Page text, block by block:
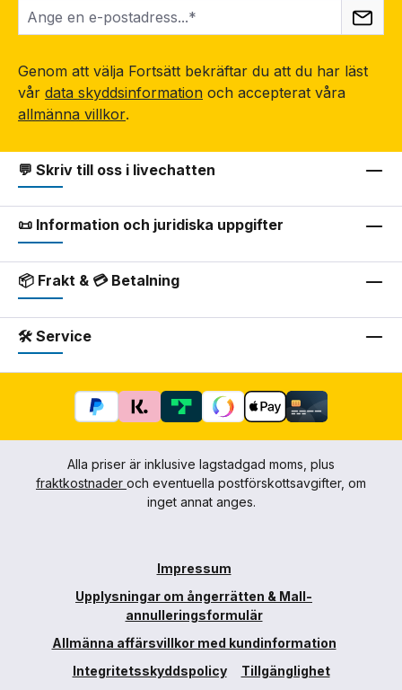
Genom att välja Fortsätt bekräftar du att du har läst
vår data skyddsinformation och accepterat våra
allmänna villkor.
💬 Skriv till oss i livechatten
📜 Information och juridiska uppgifter
📦 Frakt & 💳 Betalning
🛠 Service
Alla priser är inklusive lagstadgad moms, plus
fraktkostnader och eventuella postförskottsavgifter, om
inget annat anges.
Impressum
Upplysningar om ångerrätten & Mall-
annulleringsformulär
Allmänna affärsvillkor med kundinformation
Integritetsskyddspolicy
Tillgänglighet